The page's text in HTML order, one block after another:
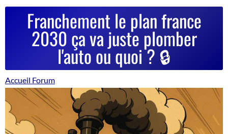
Franchement le plan france
2030 ça va juste plomber
l'auto ou quoi ? 🔒
Accueil Forum